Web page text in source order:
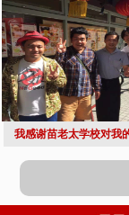
我感谢苗老太学校对我